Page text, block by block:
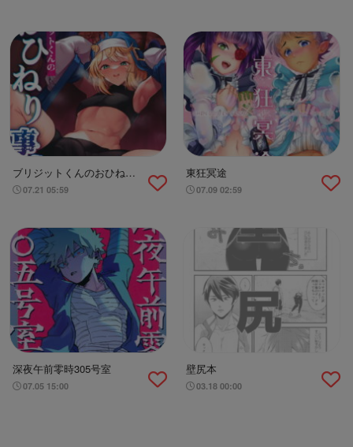
ブリジットくんのおひねり
事情07.21 05:59
東狂冥途
07.09 02:59
深夜午前零時305号室
07.05 15:00
壁尻本
03.18 00:00